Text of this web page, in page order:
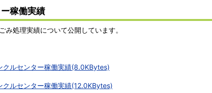
稼働実績
み処理実績について公開しています。
クルセンター稼働実績(8.0KBytes)
クルセンター稼働実績(12.0KBytes)